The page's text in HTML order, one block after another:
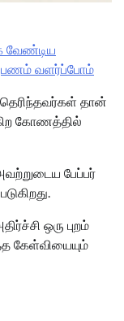
வேண்டிய
வளர்ப்போம்
தான்
கோணத்தில்
பேப்பர்
ஒரு புறம்
கேள்வியையும்